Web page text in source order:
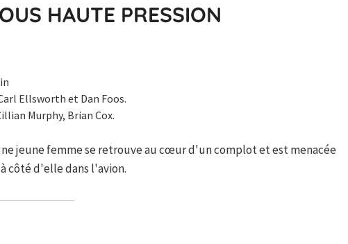
HAUTE PRESSION
Ellsworth et Dan Foos.
Murphy, Brian Cox.
jeune femme se retrouve au cœur d'un complot et est menacée
côté d'elle dans l'avion.